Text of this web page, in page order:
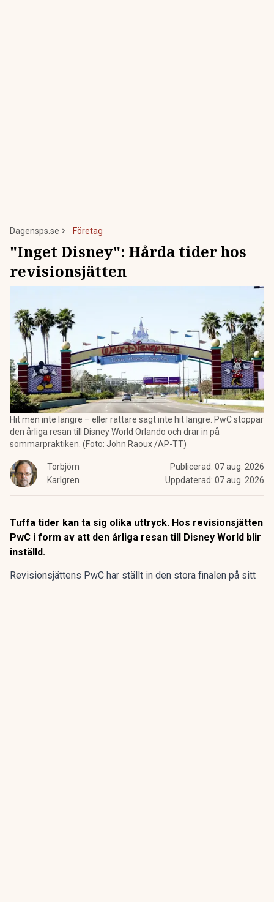
Dagensps.se Företag
"Inget Disney": Hårda tider hos
revisionsjätten
Hit men inte längre – eller rättare sagt inte hit längre. PwC stoppar
den årliga resan till Disney World Orlando och drar in på
sommarpraktiken. (Foto: John Raoux /AP-TT)
Torbjörn
Karlgren
Publicerad: 07 aug. 2026
Uppdaterad: 07 aug. 2026
Tuffa tider kan ta sig olika uttryck. Hos revisionsjätten
PwC i form av att den årliga resan till Disney World blir
inställd.
Revisionsjättens PwC har ställt in den stora finalen på sitt